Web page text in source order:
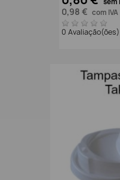
sem
0,98 € com IVA
0 Avaliação(ões)